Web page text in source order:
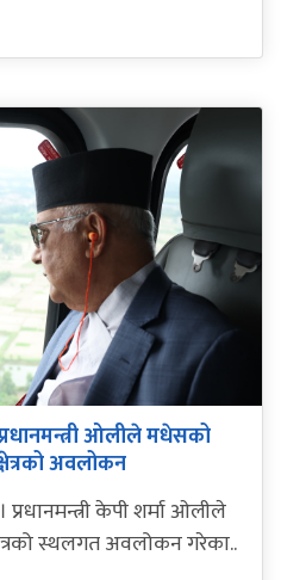
ओलीले मधेसको
अवलोकन
केपी शर्मा ओलीले
स्थलगत अवलोकन गरेका..